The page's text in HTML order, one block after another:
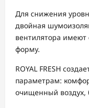
Для снижения
двойная
вентилятора
форму.
ROYAL FRESH
параметрам:
очищенный воздух,